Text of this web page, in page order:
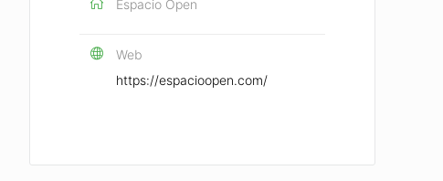
Espacio Open
Web
https://espacioopen.com/